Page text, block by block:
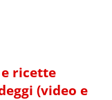
e ricette
(video e